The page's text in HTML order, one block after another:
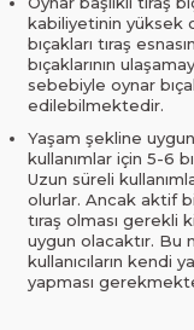
kabiliyetinin yüksek
bıçakları tıraş
bıçaklarının
sebebiyle oynar
edilebilmektedir.
Yaşam şekline
kullanımlar için 5-6
Uzun süreli
olurlar. Ancak aktif
tıraş olması gerekli
uygun olacaktır. Bu
kullanıcıların kendi
yapması